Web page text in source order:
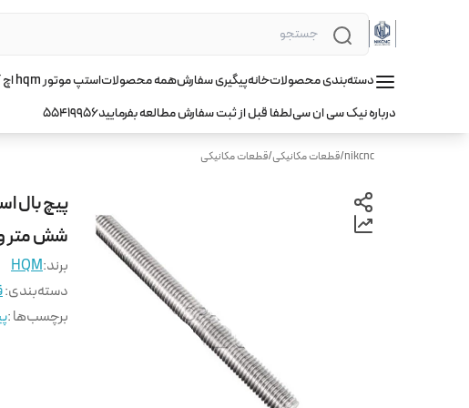
دسته‌بندی محصولاتخانهپیگیری سفارشهمه محصولاتاستپ موتور hqm اچ کیو ام
درباره نیک سی ان سیلطفا قبل از ثبت سفارش مطالعه بفرمایید55419956
nikcnc
/قطعات مکانیکی/قطعات مکانیکی
شش متر و 30 سانتی (اورجینال
برند:HQM
دسته‌بندی:
برچسب‌ها :